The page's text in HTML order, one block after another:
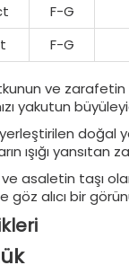
F-G
F-G
ve zarafetin
yakutun
doğal
ışığı
asaletin taşı
alıcı bir